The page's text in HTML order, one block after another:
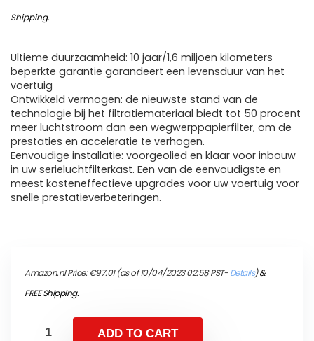
Shipping.
Ultieme duurzaamheid: 10 jaar/1,6 miljoen kilometers
beperkte garantie garandeert een levensduur van het
voertuig
Ontwikkeld vermogen: de nieuwste stand van de
technologie bij het filtratiemateriaal biedt tot 50 procent
meer luchtstroom dan een wegwerppapierfilter, om de
prestaties en acceleratie te verhogen.
Eenvoudige installatie: voorgeolied en klaar voor inbouw
in uw serieluchtfilterkast. Een van de eenvoudigste en
meest kosteneffectieve upgrades voor uw voertuig voor
snelle prestatieverbeteringen.
Amazon.nl Price:€97.01(as of 10/04/2023 02:58 PST-Details)&
FREE Shipping.
ADD TO CART